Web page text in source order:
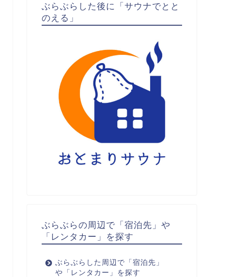
ぶらぶらした後に「サウナでとと
のえる」
ぶらぶらの周辺で「宿泊先」や
「レンタカー」を探す
ぶらぶらした周辺で「宿泊先」
や「レンタカー」を探す